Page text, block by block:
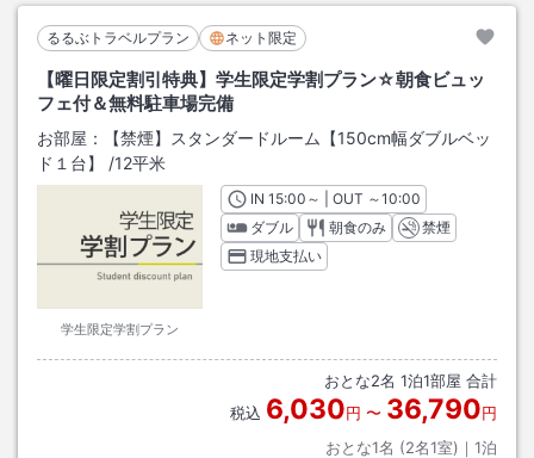
るるぶトラベルプラン ネット限定
【曜日限定割引特典】学生限定学割プラン☆朝食ビュッ
フェ付＆無料駐車場完備
お部屋：
【禁煙】スタンダードルーム【150cm幅ダブルベッ
ド１台】
/12平米
学生限定学割プラン
INチェックイン
15:00 ～ | OUT チェックアウト
～10:00
ダブル
朝食のみ
禁煙
現地支払い
おとな2名 1泊1部屋 合計
税込 6,030円 〜 36,790円
おとな1名 (2名1室)｜ 1泊